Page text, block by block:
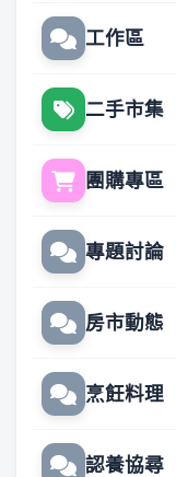
工作區
二手市集
團購專區
專題討論
房市動態
烹飪料理
認養協尋